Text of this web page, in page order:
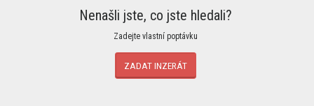
Nenašli jste, co jste hledali?
Zadejte vlastní poptávku
ZADAT INZERÁT